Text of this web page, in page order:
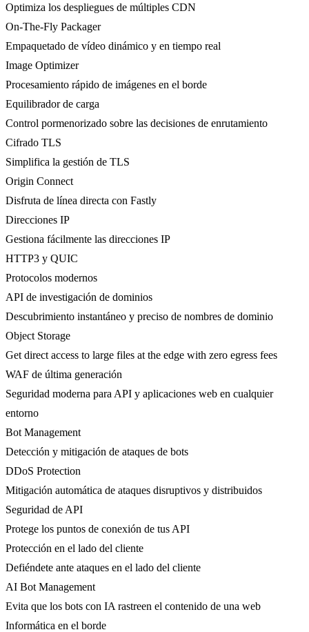
Optimiza los despliegues de múltiples CDN
On-The-Fly Packager
Empaquetado de vídeo dinámico y en tiempo real
Image Optimizer
Procesamiento rápido de imágenes en el borde
Equilibrador de carga
Control pormenorizado sobre las decisiones de enrutamiento
Cifrado TLS
Simplifica la gestión de TLS
Origin Connect
Disfruta de línea directa con Fastly
Direcciones IP
Gestiona fácilmente las direcciones IP
HTTP3 y QUIC
Protocolos modernos
API de investigación de dominios
Descubrimiento instantáneo y preciso de nombres de dominio
Object Storage
Get direct access to large files at the edge with zero egress fees
WAF de última generación
Seguridad moderna para API y aplicaciones web en cualquier
entorno
Bot Management
Detección y mitigación de ataques de bots
DDoS Protection
Mitigación automática de ataques disruptivos y distribuidos
Seguridad de API
Protege los puntos de conexión de tus API
Protección en el lado del cliente
Defiéndete ante ataques en el lado del cliente
AI Bot Management
Evita que los bots con IA rastreen el contenido de una web
Informática en el borde